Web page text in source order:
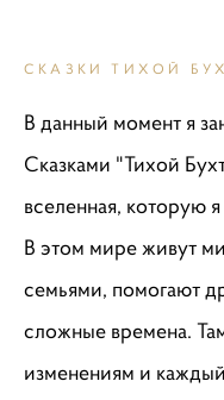
СКАЗКИ ТИХОЙ
В данный момент я
Сказками "Тихой
вселенная, которую
В этом мире живут
семьями, помогают
сложные времена.
изменениям и